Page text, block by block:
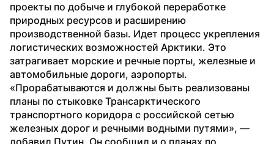
проекты по добыче и глубокой переработке
природных ресурсов и расширению
производственной базы. Идет процесс укрепления
логистических возможностей Арктики. Это
затрагивает морские и речные порты, железные и
автомобильные дороги, аэропорты.
«Прорабатываются и должны быть реализованы
планы по стыковке Трансарктического
транспортного коридора с российской сетью
железных дорог и речными водными путями», —
добавил Путин. Он сообщил и о планах по